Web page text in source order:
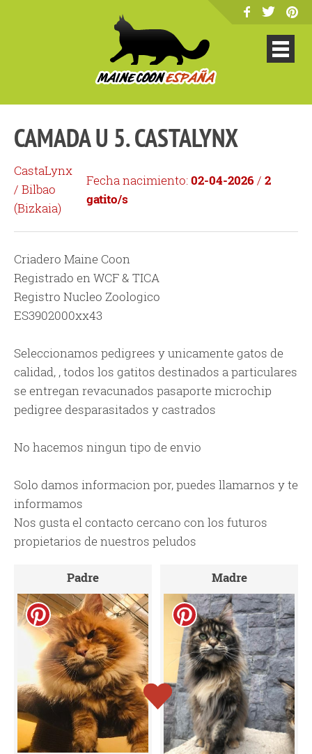
CAMADA U 5. CASTALYNX
CastaLynx
/ Bilbao
(Bizkaia)
Fecha nacimiento:02-04-2026 / 2
gatito/s
Criadero Maine Coon
Registrado en WCF & TICA
Registro Nucleo Zoologico
ES3902000xx43
Seleccionamos pedigrees y unicamente gatos de
calidad, , todos los gatitos destinados a particulares
se entregan revacunados pasaporte microchip
pedigree desparasitados y castrados
No hacemos ningun tipo de envio
Solo damos informacion por, puedes llamarnos y te
informamos
Nos gusta el contacto cercano con los futuros
propietarios de nuestros peludos
Padre Madre